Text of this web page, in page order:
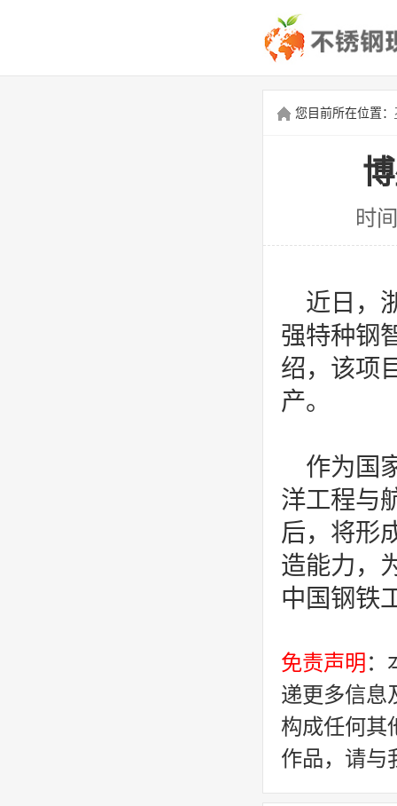
您目前所在位置：
时
近日，
强特种钢
绍，该项
产。
作为国
洋工程与
后，将形
造能力，
中国钢铁
免责声明 ：
递更多信息
构成任何其
作品，请与